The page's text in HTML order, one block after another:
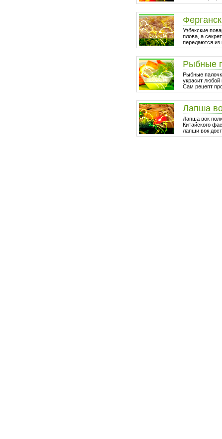
Узбекские
плова, а
передаются из
Рыбные
Рыбные
украсит любой
Сам рецепт
Лапша
Лапша вок
Китайского
лапши вок